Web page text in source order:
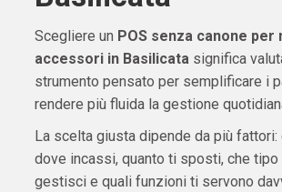
Scegliere un POS senza canone per
accessori in Basilicatasignifica
strumento pensato per semplificare i
rendere più fluida la gestione
La scelta giusta dipende da più fattori:
dove incassi, quanto ti sposti, che
gestisci e quali funzioni ti servono